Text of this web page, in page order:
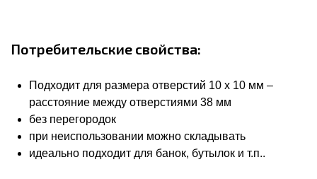
Потребительские свойства:
Подходит для размера отверстий 10 x 10 мм –
расстояние между отверстиями 38 мм
без перегородок
при неиспользовании можно складывать
идеально подходит для банок, бутылок и т.п..